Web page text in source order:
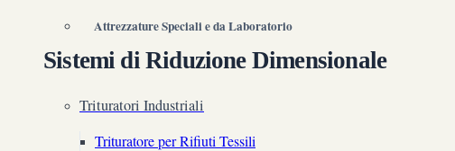
Attrezzature Speciali e da Laboratorio
Sistemi di Riduzione Dimensionale
Trituratori Industriali
Trituratore per Rifiuti Tessili